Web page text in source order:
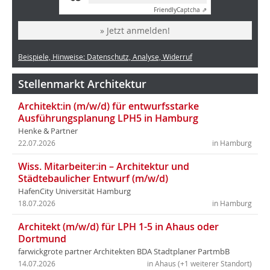
FriendlyCaptcha ⇗
» Jetzt anmelden!
Beispiele, Hinweise: Datenschutz, Analyse, Widerruf
Stellenmarkt Architektur
Architekt:in (m/w/d) für entwurfsstarke
Ausführungsplanung LPH5 in Hamburg
Henke & Partner
in Hamburg
22.07.2026
Wiss. Mitarbeiter:in – Architektur und
Städtebaulicher Entwurf (m/w/d)
HafenCity Universität Hamburg
in Hamburg
18.07.2026
Architekt (m/w/d) für LPH 1-5 in Ahaus oder
Dortmund
farwickgrote partner Architekten BDA Stadtplaner PartmbB
in Ahaus (+1 weiterer Standort)
14.07.2026